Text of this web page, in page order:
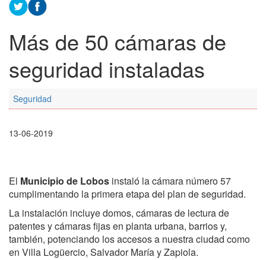
Más de 50 cámaras de
seguridad instaladas
Seguridad
13-06-2019
El Municipio de Lobos instaló la cámara número 57
cumplimentando la primera etapa del plan de seguridad.
La instalación incluye domos, cámaras de lectura de
patentes y cámaras fijas en planta urbana, barrios y,
también, potenciando los accesos a nuestra ciudad como
en Villa Logüercio, Salvador María y Zapiola.